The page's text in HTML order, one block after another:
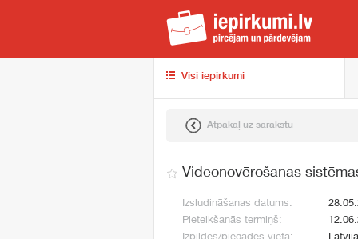
Visi iepirkumi
Atpakaļ uz sarakstu
Videonovērošanas
Izsludināšanas datums:
Pieteikšanās termiņš: